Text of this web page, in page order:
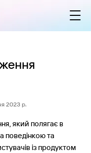
2023 р.
який полягає в
поведінкою та
із продуктом